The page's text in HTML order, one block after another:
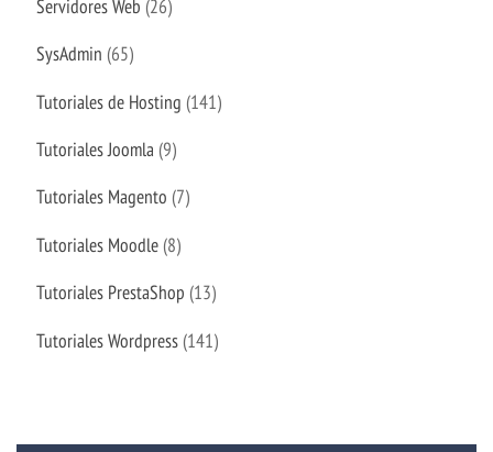
Servidores Web (26)
SysAdmin (65)
Tutoriales de Hosting (141)
Tutoriales Joomla (9)
Tutoriales Magento (7)
Tutoriales Moodle (8)
Tutoriales PrestaShop (13)
Tutoriales Wordpress (141)